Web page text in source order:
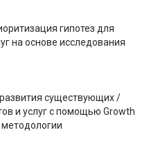
гипотез для
на основе исследования
существующих /
и услуг с помощью Growth
методологии